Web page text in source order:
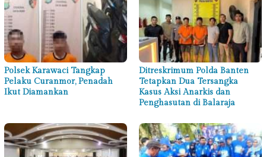
Polsek Karawaci Tangkap
Pelaku Curanmor, Penadah
Ikut Diamankan
Ditreskrimum Polda Banten
Tetapkan Dua Tersangka
Kasus Aksi Anarkis dan
Penghasutan di Balaraja